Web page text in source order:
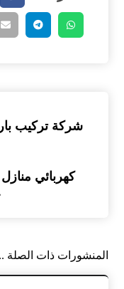
شركة تركيب باركيه
كهربائي
المنشورات ذات الصلة